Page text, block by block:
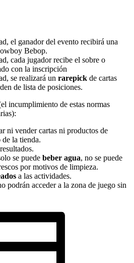
el ganador del evento recibirá una
Bebop.
cada jugador recibe el sobre o
con la inscripción
se realizará un rarepick de cartas
de lista de posiciones.
incumplimiento de estas normas
ni vender cartas ni productos de
de la tienda.
se puede beber agua, no se puede
por motivos de limpieza.
a las actividades.
podrán acceder a la zona de juego sin